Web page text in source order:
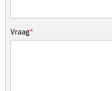
Vraag*